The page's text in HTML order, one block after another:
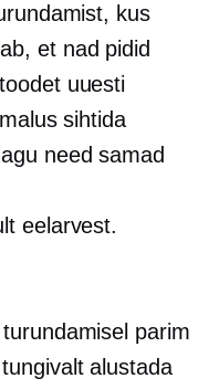
kus
et nad pidid
uuesti
sihtida
need samad
eelarvest.
parim
alustada